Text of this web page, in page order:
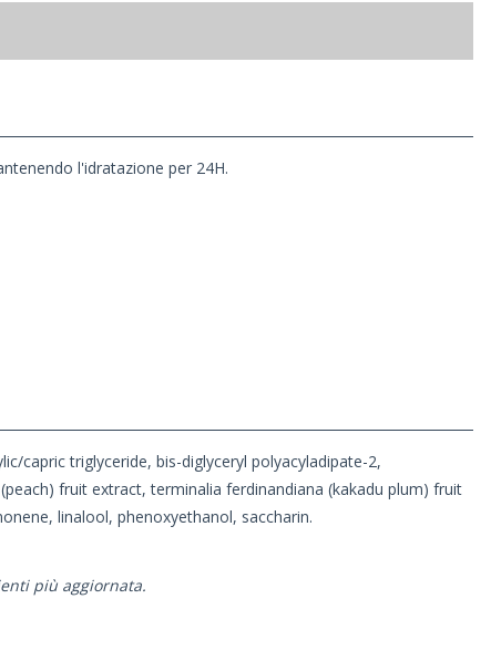
l'idratazione per 24H.
capric triglyceride, bis-diglyceryl polyacyladipate-2,
fruit extract, terminalia ferdinandiana (kakadu plum) fruit
linalool, phenoxyethanol, saccharin.
più aggiornata.